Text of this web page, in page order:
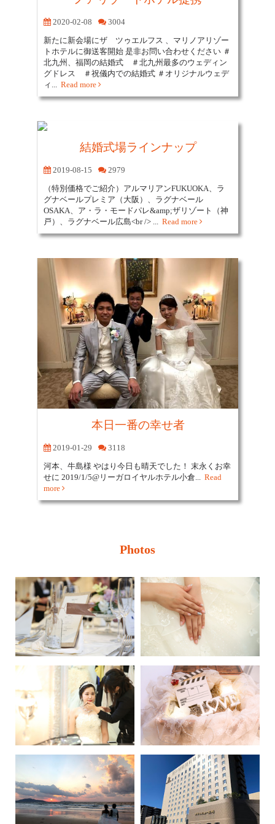
2020-02-08 3004
新たに新会場にザ ツゥエルフス 、マリノアリゾー
トホテルに御送客開始 是非お問い合わせください ＃
北九州、福岡の結婚式 ＃北九州最多のウェディン
グドレス ＃祝儀内での結婚式 ＃オリジナルウェデ
ィ... Read more
結婚式場ラインナップ
2019-08-15 2979
（特別価格でご紹介）アルマリアンFUKUOKA、ラ
グナベールプレミア（大阪）、ラグナベール
OSAKA、ア・ラ・モードパレ&amp;ザリゾート（神
戸）、ラグナベール広島<br /> ... Read more
本日一番の幸せ者
2019-01-29 3118
河本、牛島様 やはり今日も晴天でした！ 末永くお幸
せに 2019/1/5@リーガロイヤルホテル小倉... Read
more
Photos